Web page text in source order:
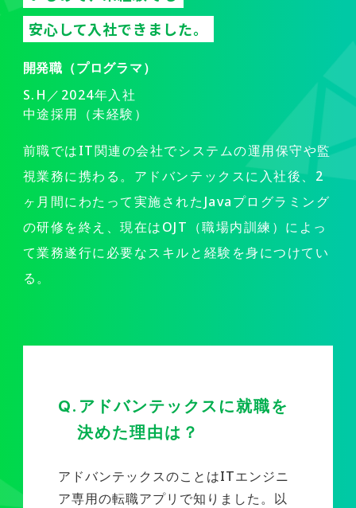
安心して入社できました。
開発職（プログラマ）
S.H／2024年入社
中途採用（未経験）
前職ではIT関連の会社でシステムの運用保守や監
視業務に携わる。アドバンテックスに入社後、2
ヶ月間にわたって実施されたJavaプログラミング
の研修を終え、現在はOJT（職場内訓練）によっ
て業務遂行に必要なスキルと経験を身につけてい
る。
Q.アドバンテックスに就職を
決めた理由は？
アドバンテックスのことはITエンジニ
ア専用の転職アプリで知りました。以